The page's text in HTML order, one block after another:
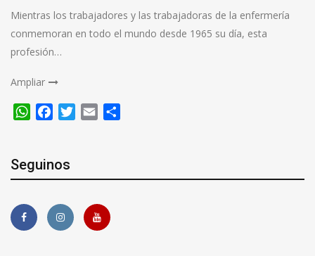
Mientras los trabajadores y las trabajadoras de la enfermería
conmemoran en todo el mundo desde 1965 su día, esta
profesión…
Ampliar
WhatsApp
FacebookTwitter
Email
Seguinos